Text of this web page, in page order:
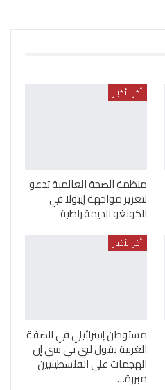
أخر الأخبار
منظمة الصحة العالمية تدعو
لتعزيز مواجهة إيبولا في
الكونغو الديمقراطية
أخر الأخبار
مستوطن إسرائيلي في الضفة
الغربية يقول لبي بي سي إن
الهجمات على الفلسطينيين
مبررة…